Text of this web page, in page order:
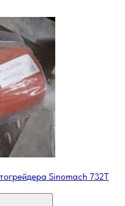
Sinomach 732T